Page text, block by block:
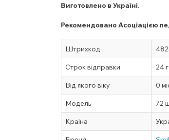
Виготовлено в Україні.
Рекомендовано Асоціацією
Штрихкод
Строк відправки 24
Від якого віку 0
Модель 72
Країна